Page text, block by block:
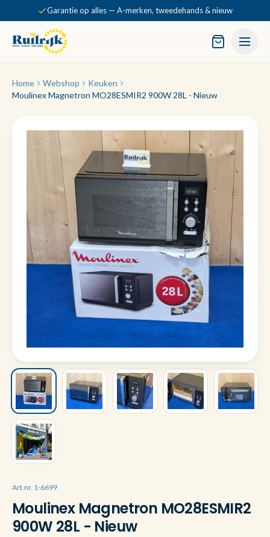
Garantie op alles — A-merken, tweedehands & nieuw
Home Webshop
Keuken
Moulinex Magnetron MO28ESMIR2 900W 28L - Nieuw
Art.nr. 1-6699
Moulinex Magnetron MO28ESMIR2
900W 28L - Nieuw